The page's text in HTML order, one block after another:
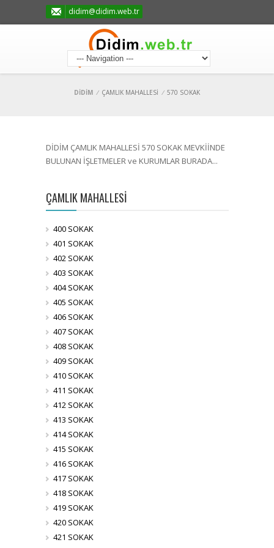
didim@didim.web.tr
DİDİM / ÇAMLIK MAHALLESİ / 570 SOKAK
DİDİM ÇAMLIK MAHALLESİ 570 SOKAK MEVKİİNDE
BULUNAN İŞLETMELER ve KURUMLAR BURADA...
ÇAMLIK MAHALLESİ
400 SOKAK
401 SOKAK
402 SOKAK
403 SOKAK
404 SOKAK
405 SOKAK
406 SOKAK
407 SOKAK
408 SOKAK
409 SOKAK
410 SOKAK
411 SOKAK
412 SOKAK
413 SOKAK
414 SOKAK
415 SOKAK
416 SOKAK
417 SOKAK
418 SOKAK
419 SOKAK
420 SOKAK
421 SOKAK